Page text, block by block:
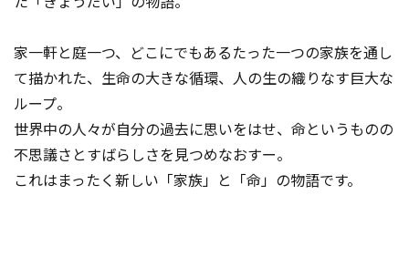
家一軒と庭一つ、どこにでもあるたった一つの家族を通し
て描かれた、生命の大きな循環、人の生の織りなす巨大な
ループ。
世界中の人々が自分の過去に思いをはせ、命というものの
不思議さとすばらしさを見つめなおすー。
これはまったく新しい「家族」と「命」の物語です。